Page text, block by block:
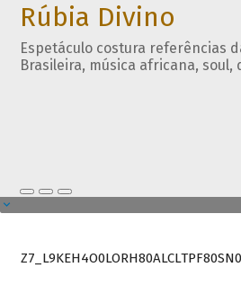
Rúbia Divino
Espetáculo costura referências
Brasileira, música africana, soul,
Z7_L9KEH4O0LORH80ALCLTPF80SN0